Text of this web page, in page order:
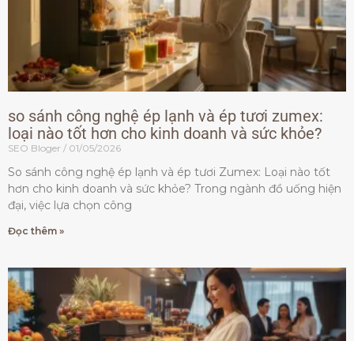
so sánh công nghệ ép lạnh và ép tươi zumex:
loại nào tốt hơn cho kinh doanh và sức khỏe?
SEO Bloger 01/05/2026
So sánh công nghệ ép lạnh và ép tươi Zumex: Loại nào tốt
hơn cho kinh doanh và sức khỏe? Trong ngành đồ uống hiện
đại, việc lựa chọn công
Đọc thêm »